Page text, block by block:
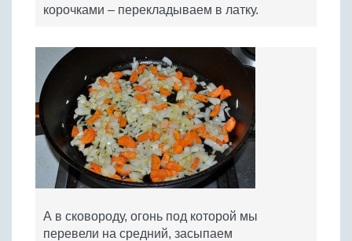
корочками – перекладываем в латку.
А в сковороду, огонь под которой мы
перевели на средний, засыпаем